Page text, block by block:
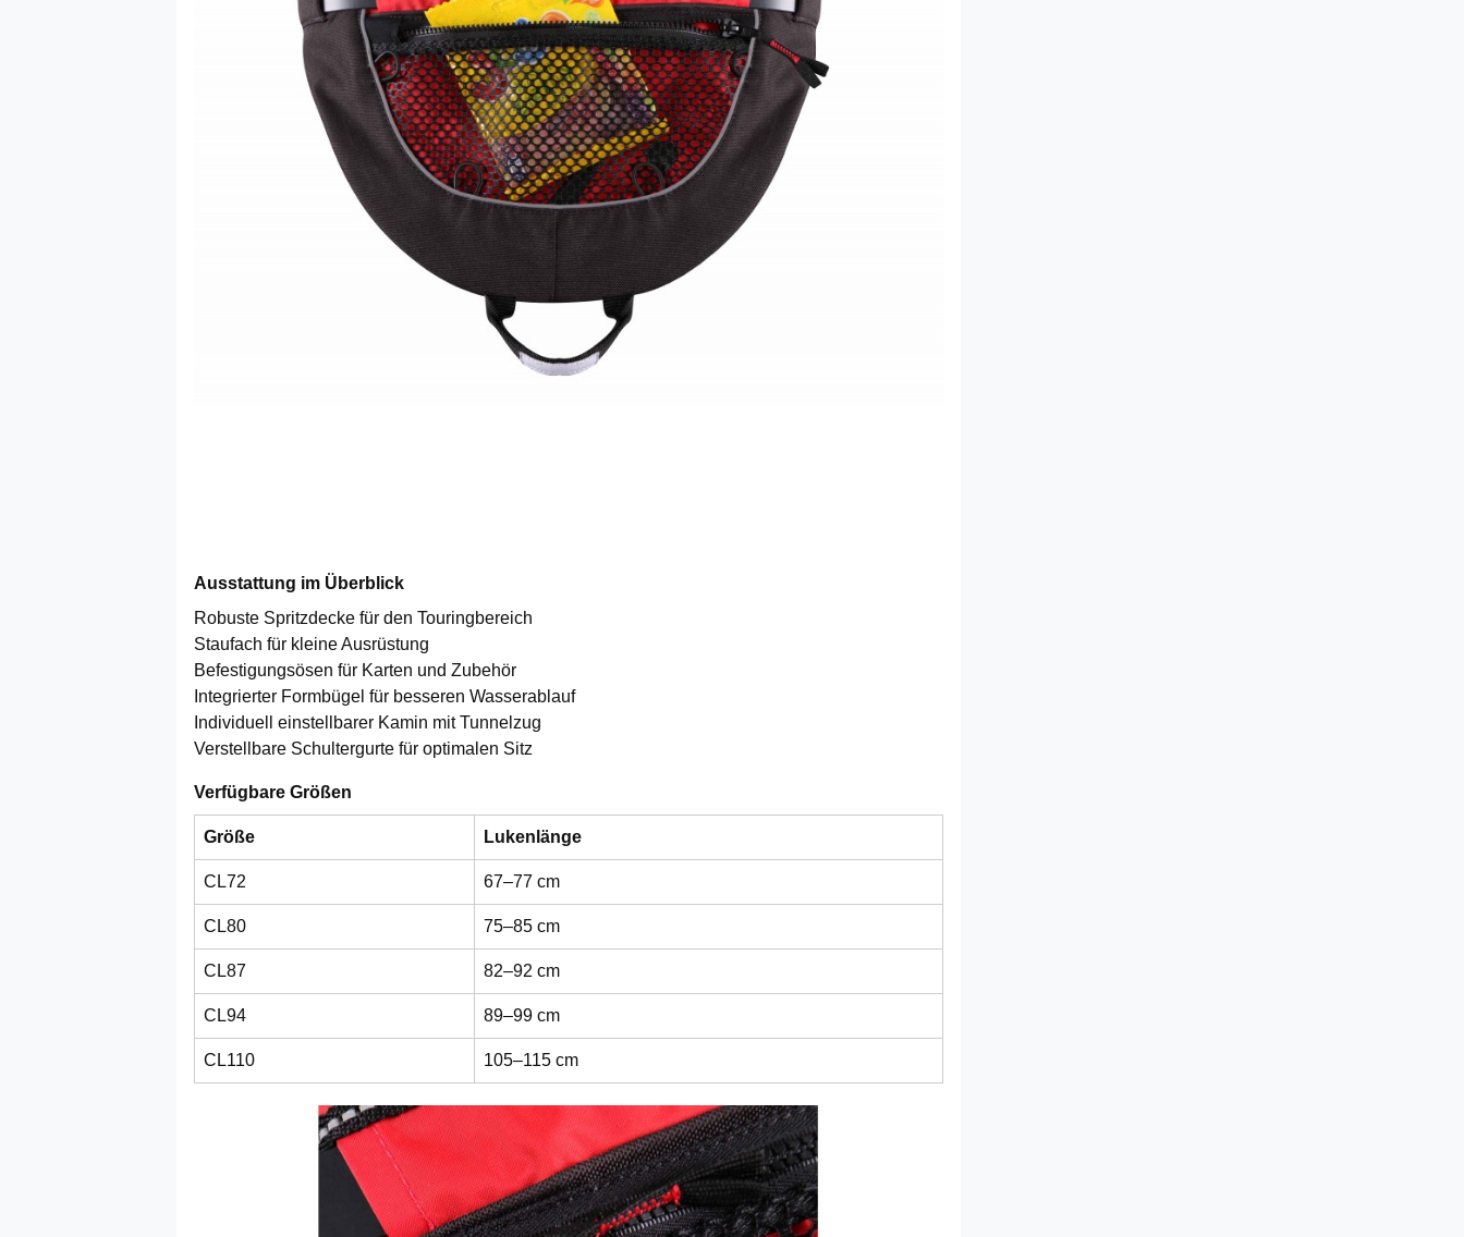
Ausstattung im Überblick
Robuste Spritzdecke für den Touringbereich
Staufach für kleine Ausrüstung
Befestigungsösen für Karten und Zubehör
Integrierter Formbügel für besseren Wasserablauf
Individuell einstellbarer Kamin mit Tunnelzug
Verstellbare Schultergurte für optimalen Sitz
Verfügbare Größen
Größe Lukenlänge
CL72 67–77 cm
CL80 75–85 cm
CL87 82–92 cm
CL94 89–99 cm
CL110 105–115 cm